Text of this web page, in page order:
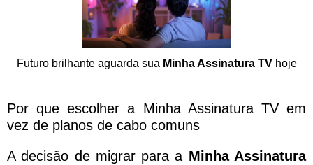
Futuro brilhante aguarda sua Minha Assinatura TVhoje
Por que escolher a Minha Assinatura TV em
vez de planos de cabo comuns
A decisão de migrar para a Minha Assinatura